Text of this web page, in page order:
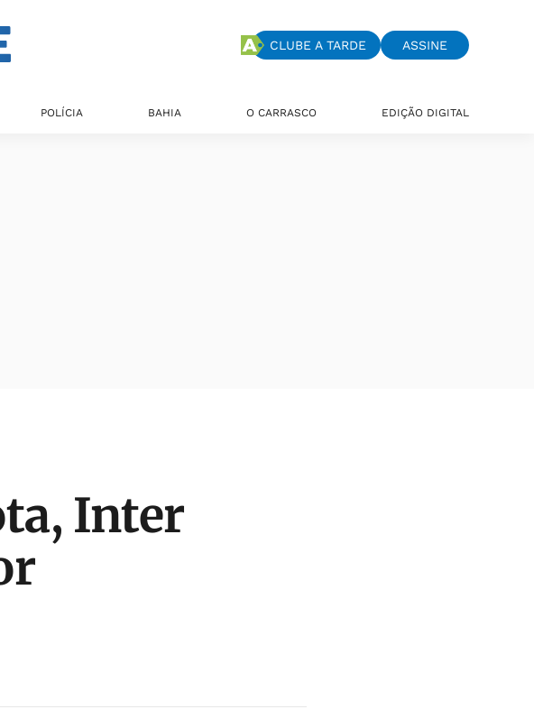
CLUBE A TARDE ASSINE
POLÍCIA BAHIA O CARRASCO EDIÇÃO DIGITAL
Inter